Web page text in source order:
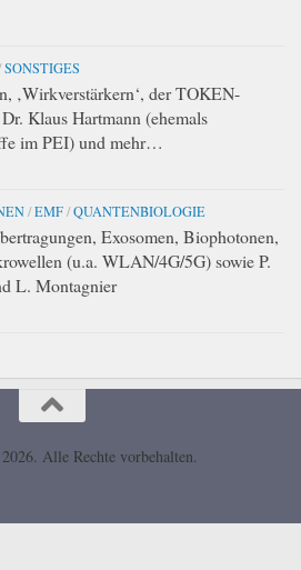
SONSTIGES
‚Wirkverstärkern‘, der TOKEN-
Klaus Hartmann (ehemals
im PEI) und mehr…
/EMF/QUANTENBIOLOGIE
Exosomen, Biophotonen,
(u.a. WLAN/4G/5G) sowie P.
L. Montagnier
Alle Rechte vorbehalten.